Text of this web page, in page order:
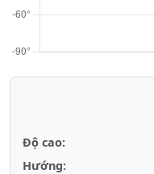
Độ cao:
Hướng: